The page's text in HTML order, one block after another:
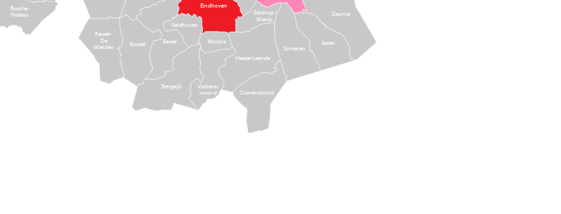
Baarle-
Nassau
Reusel-
De
Mierden
Bladel
Bergeijk Valkens-
waard Cranendonck
Heeze-Leende
Waalre
Eersel
Veldhoven
Eindhoven
Geldrop-
Mierlo
Deurne
Asten
Someren